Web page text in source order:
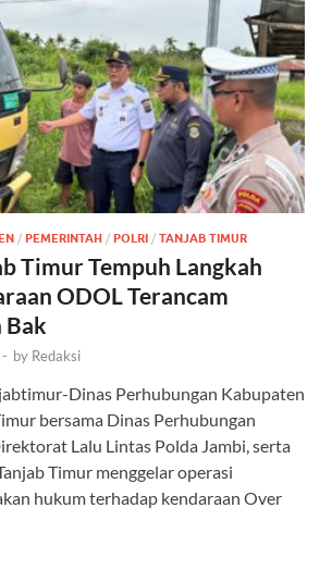
/ PEMERINTAH / POLRI / TANJAB TIMUR
Timur Tempuh Langkah
ODOL Terancam
Bak
- by Redaksi
Dinas Perhubungan Kabupaten
bersama Dinas Perhubungan
Lalu Lintas Polda Jambi, serta
Timur menggelar operasi
hukum terhadap kendaraan Over